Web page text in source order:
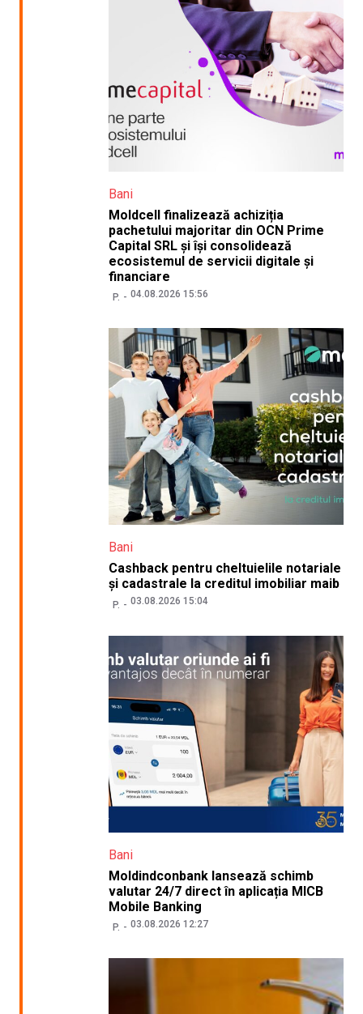
Bani
Moldcell finalizează achiziția
pachetului majoritar din OCN Prime
Capital SRL și își consolidează
ecosistemul de servicii digitale și
financiare
P. 04.08.2026 15:56
Bani
Cashback pentru cheltuielile notariale
și cadastrale la creditul imobiliar maib
P. 03.08.2026 15:04
Bani
Moldindconbank lansează schimb
valutar 24/7 direct în aplicația MICB
Mobile Banking
P. 03.08.2026 12:27